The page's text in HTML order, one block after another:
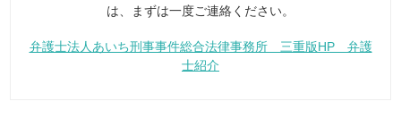
は、まずは一度ご連絡ください。
弁護士法人あいち刑事事件総合法律事務所 三重版HP 弁護
士紹介